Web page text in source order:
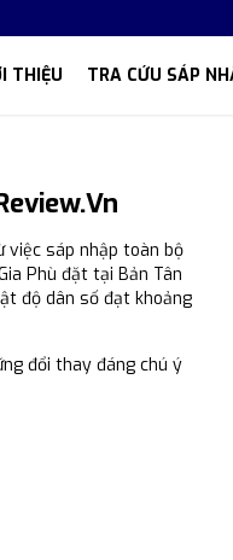
THIỆU TRA CỨU SÁP
việc sáp nhập toàn bộ
Phù đặt tại Bản Tân
độ dân số đạt khoảng
đổi thay đáng chú ý